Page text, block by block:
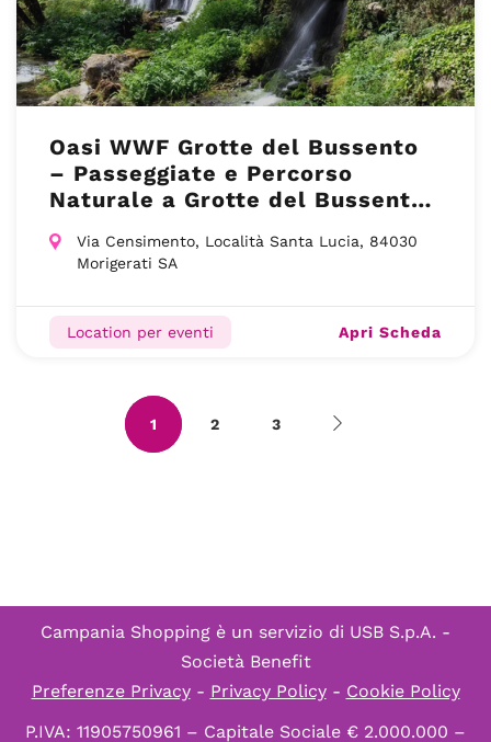
Oasi WWF Grotte del Bussento
– Passeggiate e Percorso
Naturale a Grotte del Bussento
Via Censimento, Località Santa Lucia, 84030
Morigerati SA
Location per eventi Apri Scheda
1 2 3
Campania Shopping è un servizio di USB S.p.A. -
Società Benefit
Preferenze Privacy- Privacy Policy- Cookie Policy
P.IVA: 11905750961 – Capitale Sociale € 2.000.000 –